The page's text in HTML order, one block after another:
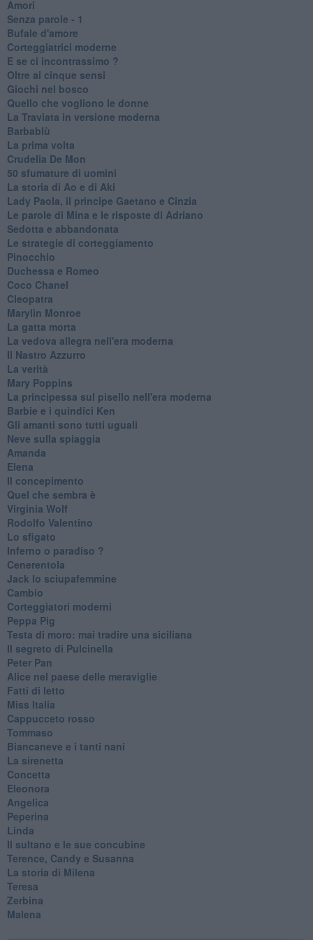
Amori
Senza parole - 1
Bufale d'amore
Corteggiatrici moderne
E se ci incontrassimo ?
Oltre ai cinque sensi
Giochi nel bosco
Quello che vogliono le donne
La Traviata in versione moderna
Barbablù
La prima volta
Crudelia De Mon
50 sfumature di uomini
La storia di Ao e di Aki
Lady Paola, il principe Gaetano e Cinzia
Le parole di Mina e le risposte di Adriano
Sedotta e abbandonata
Le strategie di corteggiamento
Pinocchio
Duchessa e Romeo
Coco Chanel
Cleopatra
Marylin Monroe
La gatta morta
La vedova allegra nell'era moderna
​Il Nastro Azzurro
La verità
Mary Poppins
La principessa sul pisello nell'era moderna
Barbie e i quindici Ken
Gli amanti sono tutti uguali
Neve sulla spiaggia
Amanda
Elena
Il concepimento
Quel che sembra è
Virginia Wolf
Rodolfo Valentino
Lo sfigato
Inferno o paradiso ?
Cenerentola
Jack lo sciupafemmine
Cambio
Corteggiatori moderni
Peppa Pig
Testa di moro: mai tradire una siciliana
Il segreto di Pulcinella
Peter Pan
Alice nel paese delle meraviglie
Fatti di letto
Miss Italia
Cappucceto rosso
Tommaso
Biancaneve e i tanti nani
La sirenetta
Concetta
Eleonora
Angelica
Peperina
Linda
Il sultano e le sue concubine
Terence, Candy e Susanna
La storia di Milena
Teresa
Zerbina
Malena